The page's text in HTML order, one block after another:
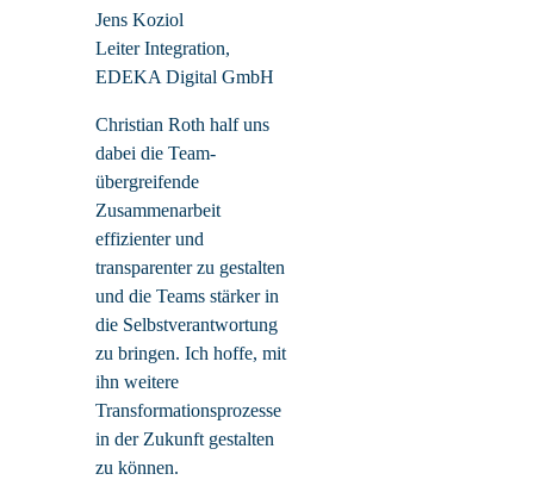
Jens Koziol
Leiter Integration,
EDEKA Digital GmbH
Christian Roth half uns
dabei die Team-
übergreifende
Zusammenarbeit
effizienter und
transparenter zu gestalten
und die Teams stärker in
die Selbstverantwortung
zu bringen. Ich hoffe, mit
ihn weitere
Transformationsprozesse
in der Zukunft gestalten
zu können.